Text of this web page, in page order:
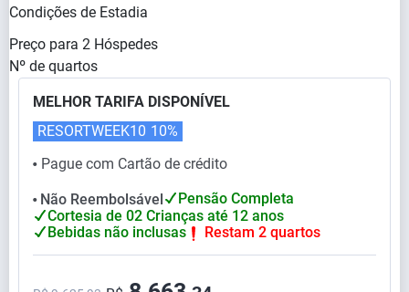
Condições de Estadia
Preço para 2 Hóspedes
Nº de quartos
MELHOR TARIFA DISPONÍVEL
⬤ Pague com Cartão de crédito
RESORTWEEK10 10%
⬤ Não Reembolsável
Pensão Completa
Cortesia de 02 Crianças até 12 anos
Bebidas não inclusas
Restam 2 quartos